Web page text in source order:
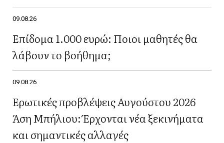
09.08.26
Επίδομα 1.000 ευρώ: Ποιοι μαθητές θα
λάβουν το βοήθημα;
09.08.26
Ερωτικές προβλέψεις Αυγούστου 2026
Άση Μπήλιου: Έρχονται νέα ξεκινήματα
και σημαντικές αλλαγές